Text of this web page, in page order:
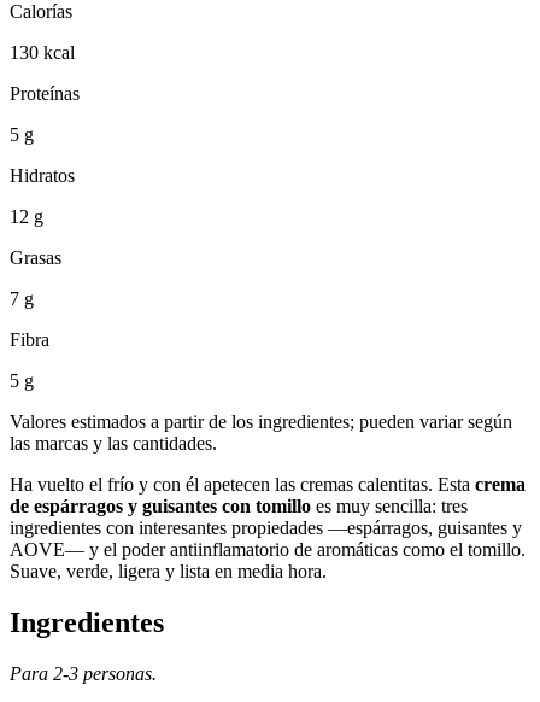
Calorías
130 kcal
Proteínas
5 g
Hidratos
12 g
Grasas
7 g
Fibra
5 g
Valores estimados a partir de los ingredientes; pueden variar según
las marcas y las cantidades.
Ha vuelto el frío y con él apetecen las cremas calentitas. Esta crema
de espárragos y guisantes con tomillo es muy sencilla: tres
ingredientes con interesantes propiedades —espárragos, guisantes y
AOVE— y el poder antiinflamatorio de aromáticas como el tomillo.
Suave, verde, ligera y lista en media hora.
Ingredientes
Para 2-3 personas.